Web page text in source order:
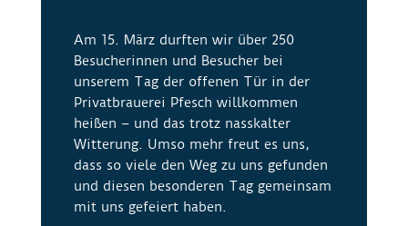
Am 15. März durften wir über 250
Besucherinnen und Besucher bei
unserem Tag der offenen Tür in der
Privatbrauerei Pfesch willkommen
heißen – und das trotz nasskalter
Witterung. Umso mehr freut es uns,
dass so viele den Weg zu uns gefunden
und diesen besonderen Tag gemeinsam
mit uns gefeiert haben.